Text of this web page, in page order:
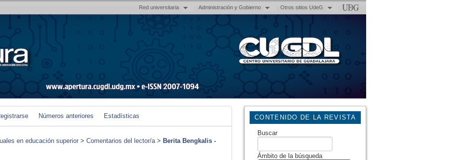
Red universitaria Administración y Gobierno Otros sitios UdeG
CONTENIDO DE LA REVISTA
Buscar
Ámbito de la búsqueda
Números anteriores Estadísticas
en educación superior > Comentarios del lector/a> Berita Bengkalis -